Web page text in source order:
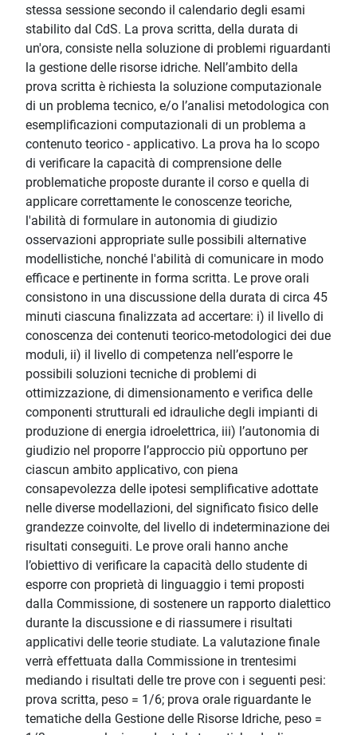
stessa sessione secondo il calendario degli esami
stabilito dal CdS. La prova scritta, della durata di
un'ora, consiste nella soluzione di problemi riguardanti
la gestione delle risorse idriche. Nell’ambito della
prova scritta è richiesta la soluzione computazionale
di un problema tecnico, e/o l’analisi metodologica con
esemplificazioni computazionali di un problema a
contenuto teorico - applicativo. La prova ha lo scopo
di verificare la capacità di comprensione delle
problematiche proposte durante il corso e quella di
applicare correttamente le conoscenze teoriche,
l'abilità di formulare in autonomia di giudizio
osservazioni appropriate sulle possibili alternative
modellistiche, nonché l'abilità di comunicare in modo
efficace e pertinente in forma scritta. Le prove orali
consistono in una discussione della durata di circa 45
minuti ciascuna finalizzata ad accertare: i) il livello di
conoscenza dei contenuti teorico-metodologici dei due
moduli, ii) il livello di competenza nell’esporre le
possibili soluzioni tecniche di problemi di
ottimizzazione, di dimensionamento e verifica delle
componenti strutturali ed idrauliche degli impianti di
produzione di energia idroelettrica, iii) l’autonomia di
giudizio nel proporre l’approccio più opportuno per
ciascun ambito applicativo, con piena
consapevolezza delle ipotesi semplificative adottate
nelle diverse modellazioni, del significato fisico delle
grandezze coinvolte, del livello di indeterminazione dei
risultati conseguiti. Le prove orali hanno anche
l’obiettivo di verificare la capacità dello studente di
esporre con proprietà di linguaggio i temi proposti
dalla Commissione, di sostenere un rapporto dialettico
durante la discussione e di riassumere i risultati
applicativi delle teorie studiate. La valutazione finale
verrà effettuata dalla Commissione in trentesimi
mediando i risultati delle tre prove con i seguenti pesi:
prova scritta, peso = 1/6; prova orale riguardante le
tematiche della Gestione delle Risorse Idriche, peso =